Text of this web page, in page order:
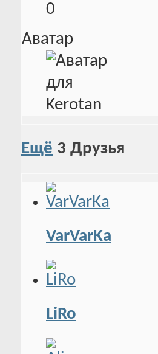
0
Аватар
Ещё 3 Друзья
VarVarKa
LiRo